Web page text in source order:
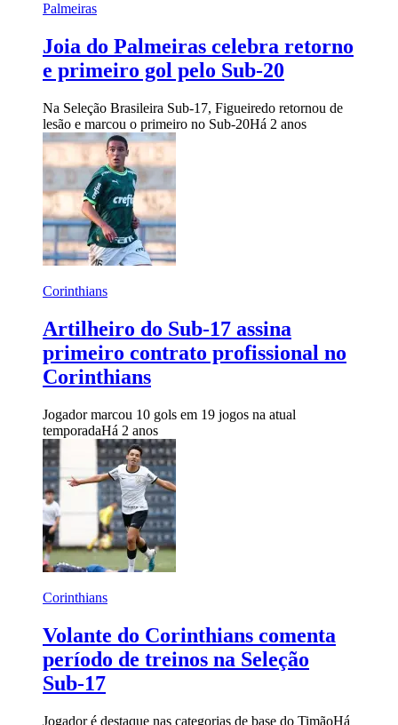
Palmeiras
Joia do Palmeiras celebra retorno
e primeiro gol pelo Sub-20
Na Seleção Brasileira Sub-17, Figueiredo retornou de
lesão e marcou o primeiro no Sub-20Há 2 anos
Corinthians
Artilheiro do Sub-17 assina
primeiro contrato profissional no
Corinthians
Jogador marcou 10 gols em 19 jogos na atual
temporadaHá 2 anos
Corinthians
Volante do Corinthians comenta
período de treinos na Seleção
Sub-17
Jogador é destaque nas categorias de base do TimãoHá